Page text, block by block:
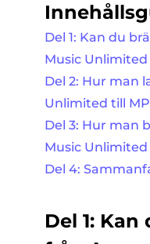
Del 1: Kan du
Music Unlimited
Del 2: Hur man
Unlimited till
Del 3: Hur man
Music Unlimited
Del 4:
Del 1: Kan